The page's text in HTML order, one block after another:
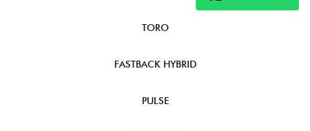
TORO
FASTBACK HYBRID
PULSE